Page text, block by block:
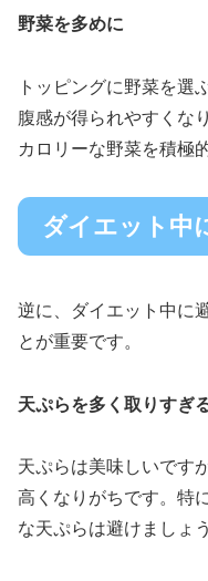
野菜を多めに
トッピングに野菜を選
腹感が得られやすくな
カロリーな野菜を積極
ダイエット中
逆に、ダイエット中に
とが重要です。
天ぷらを多く取りすぎ
天ぷらは美味しいです
高くなりがちです。特
な天ぷらは避けましょう